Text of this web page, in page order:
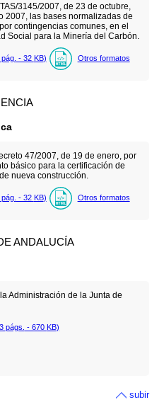
3145/2007, de 23 de octubre,
2007, las bases normalizadas de
contingencias comunes, en el
Social para la Minería del Carbón.
pág. - 32 KB) Otros formatos
47/2007, de 19 de enero, por
básico para la certificación de
nueva construcción.
pág. - 32 KB) Otros formatos
ANDALUCÍA
Administración de la Junta de
págs. - 670 KB)
subir